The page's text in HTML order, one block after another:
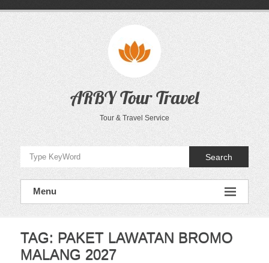
ARBY Tour Travel
Tour & Travel Service
Search
Menu
TAG: PAKET LAWATAN BROMO
MALANG 2027